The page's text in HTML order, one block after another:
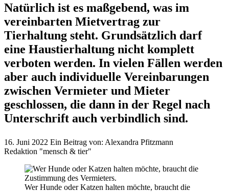
Natürlich ist es maßgebend, was im
vereinbarten Mietvertrag zur
Tierhaltung steht. Grundsätzlich darf
eine Haustierhaltung nicht komplett
verboten werden. In vielen Fällen werden
aber auch individuelle Vereinbarungen
zwischen Vermieter und Mieter
geschlossen, die dann in der Regel nach
Unterschrift auch verbindlich sind.
16. Juni 2022 Ein Beitrag von: Alexandra Pfitzmann
Redaktion "mensch & tier"
Wer Hunde oder Katzen halten möchte, braucht die